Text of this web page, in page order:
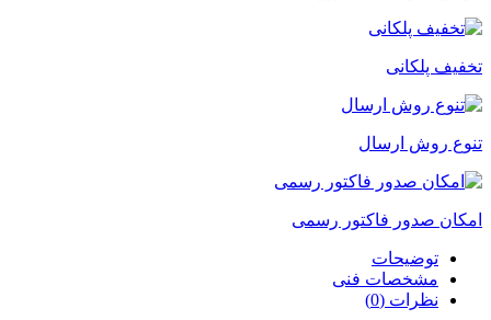
مدل
عدد
تخفیف پلکانی
تنوع روش ارسال
امکان صدور فاکتور رسمی
توضیحات
مشخصات فنی
نظرات (0)